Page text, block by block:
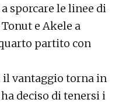
sporcare le linee di
e Akele a
partito con
il vantaggio torna in
deciso di tenersi i